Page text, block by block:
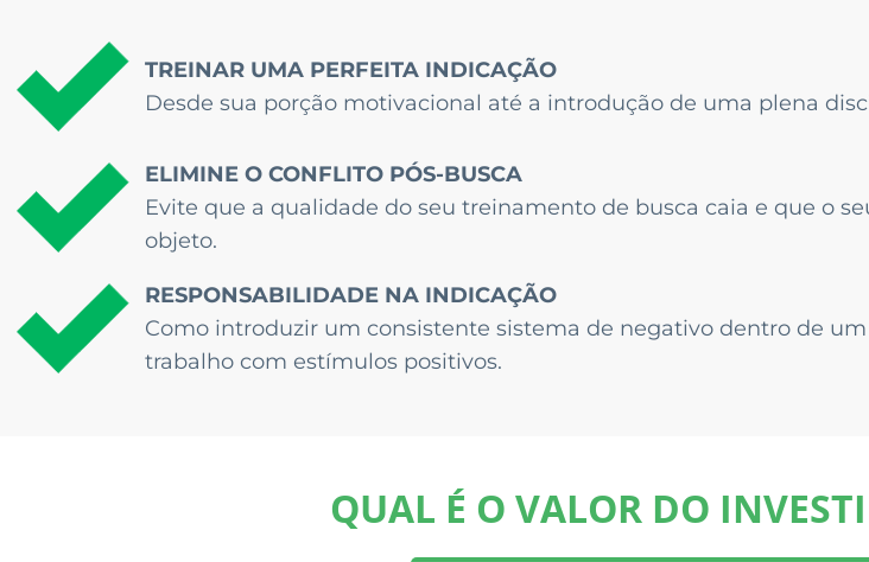
TREINAR UMA PERFEITA INDICAÇÃO
Desde sua porção motivacional até a introdução de uma plena
ELIMINE O CONFLITO PÓS-BUSCA
Evite que a qualidade do seu treinamento de busca caia e que o
objeto.
RESPONSABILIDADE NA INDICAÇÃO
Como introduzir um consistente sistema de negativo dentro de
trabalho com estímulos positivos.
QUAL É O VALOR DO